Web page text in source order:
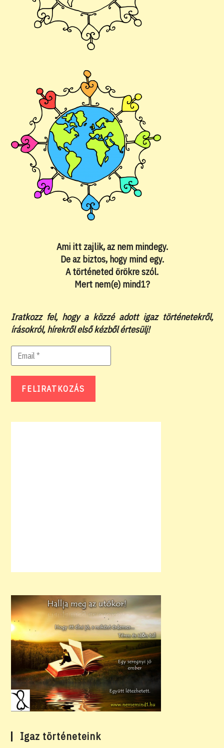
Ami itt zajlik, az nem mindegy.
De az biztos, hogy mind egy.
A történeted örökre szól.
Mert nem(e) mind1?
Iratkozz fel, hogy a közzé adott igaz történetekről,
írásokról, hírekről első kézből értesülj!
Igaz történeteink